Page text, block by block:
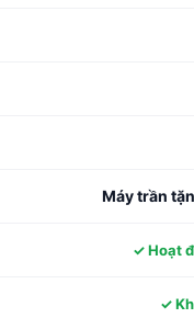
Máy trần
✓ Hoạt
✓